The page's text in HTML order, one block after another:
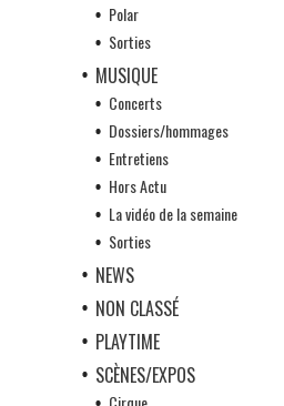
Polar
Sorties
MUSIQUE
Concerts
Dossiers/hommages
Entretiens
Hors Actu
La vidéo de la semaine
Sorties
NEWS
NON CLASSÉ
PLAYTIME
SCÈNES/EXPOS